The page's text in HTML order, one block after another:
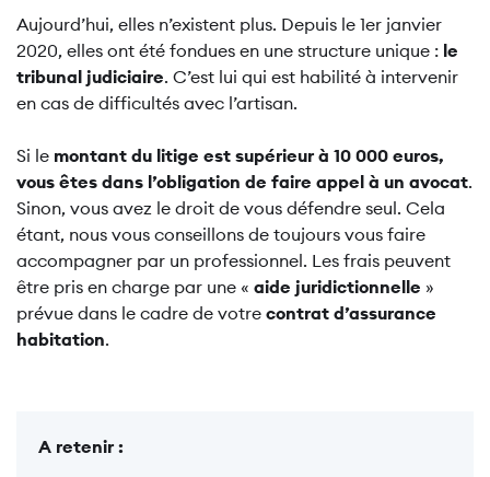
Aujourd’hui, elles n’existent plus. Depuis le 1er janvier
2020, elles ont été fondues en une structure unique : le
tribunal judiciaire. C’est lui qui est habilité à intervenir
en cas de difficultés avec l’artisan.
Si le montant du litige est supérieur à 10 000 euros,
vous êtes dans l’obligation de faire appel à un avocat.
Sinon, vous avez le droit de vous défendre seul. Cela
étant, nous vous conseillons de toujours vous faire
accompagner par un professionnel. Les frais peuvent
être pris en charge par une « aide juridictionnelle »
prévue dans le cadre de votre contrat d’assurance
habitation.
A retenir :